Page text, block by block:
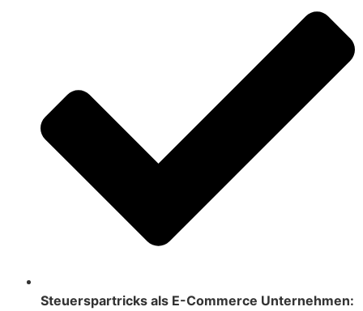
Steuerspartricks als E-Commerce Unternehmen: